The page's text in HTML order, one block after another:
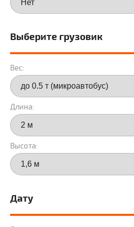
Осуществляем перевозки
исходя из объема ваших вещей:
переезда малогабаритной
переезда семьи.
Контейнер —
от внешних воздействий.
Мы поможем подобрать
чтобы перевезти все ваши
Почему доверяют нам?
Собственный автопарк. В
предложить подходящий
Страхование груза. Ваше
Выберите грузовик
Вес:
Длина:
Высота:
Дату